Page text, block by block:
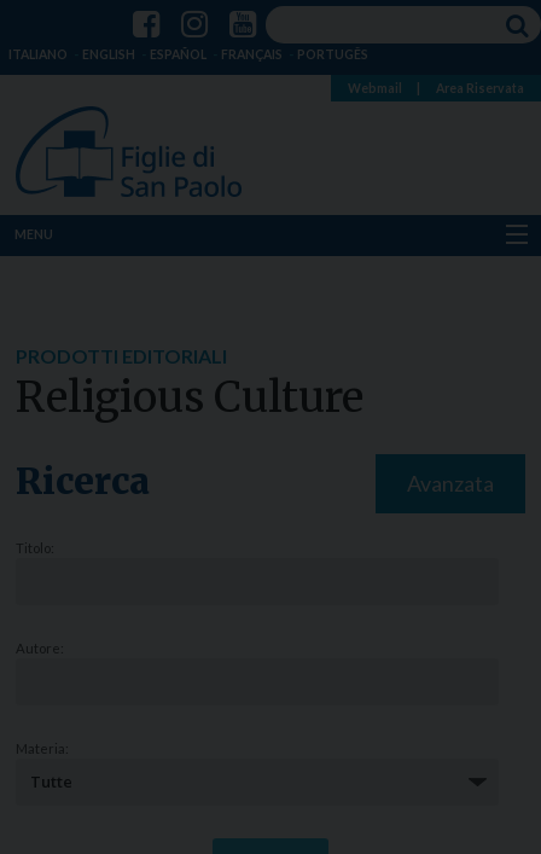
ITALIANO ENGLISH ESPAÑOL FRANÇAIS PORTUGÊS
Webmail Area Riservata
MENU
Notizie
PRODOTTI EDITORIALI
Religious Culture
Ricerca Avanzata
Titolo:
Autore:
Materia: